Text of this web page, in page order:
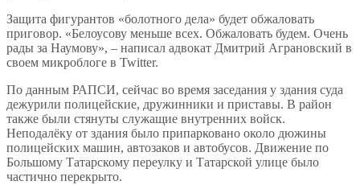
Защита фигурантов «болотного дела» будет обжаловать
приговор. «Белоусову меньше всех. Обжаловать будем. Очень
рады за Наумову», – написал адвокат Дмитрий Аграновский в
своем микроблоге в Twitter.
По данным РАПСИ, сейчас во время заседания у здания суда
дежурили полицейские, дружинники и приставы. В район
также были стянуты служащие внутренних войск.
Неподалёку от здания было припарковано около дюжины
полицейских машин, автозаков и автобусов. Движение по
Большому Татарскому переулку и Татарской улице было
частично перекрыто.